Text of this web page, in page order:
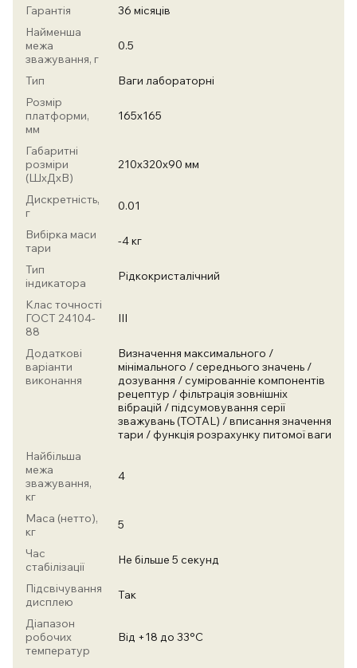
Гарантія
36 місяців
Найменша
межа
зважування, г
0.5
Тип
Ваги лабораторні
Розмір
платформи,
мм
165х165
Габаритні
розміри
(ШхДхВ)
210х320х90 мм
Дискретність,
г
0.01
Вибірка маси
тари
-4 кг
Тип
індикатора
Рідкокристалічний
Клас точності
ГОСТ 24104-
88
III
Додаткові
варіанти
виконання
Визначення максимального /
мінімального / середнього значень /
дозування / сумірованніе компонентів
рецептур / фільтрація зовнішніх
вібрацій / підсумовування серії
зважувань (ТОТАL) / вписання значення
тари / функція розрахунку питомої ваги
Найбільша
межа
зважування,
кг
4
Маса (нетто),
кг
5
Час
стабілізації
Не більше 5 секунд
Підсвічування
дисплею
Так
Діапазон
робочих
температур
Від +18 до 33°С